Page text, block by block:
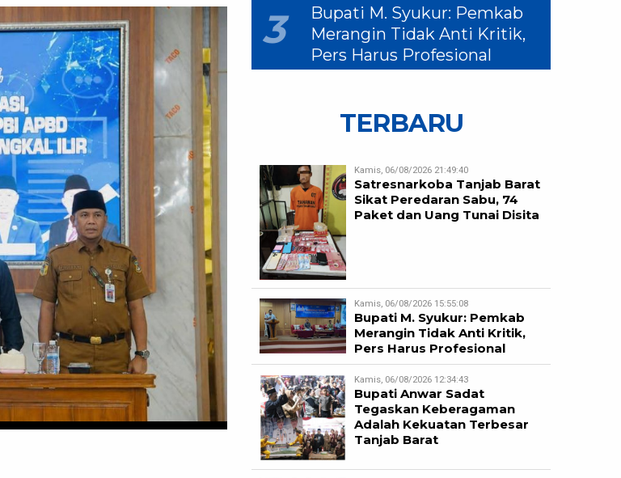
3
Bupati M. Syukur: Pemkab
Merangin Tidak Anti Kritik,
Pers Harus Profesional
TERBARU
Kamis, 06/08/2026 21:49:40
Satresnarkoba Tanjab Barat
Sikat Peredaran Sabu, 74
Paket dan Uang Tunai Disita
Kamis, 06/08/2026 15:55:08
Bupati M. Syukur: Pemkab
Merangin Tidak Anti Kritik,
Pers Harus Profesional
Kamis, 06/08/2026 12:34:43
Bupati Anwar Sadat
Tegaskan Keberagaman
Adalah Kekuatan Terbesar
Tanjab Barat